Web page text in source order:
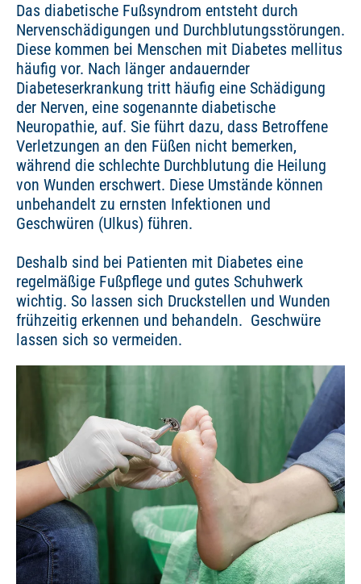
Das diabetische Fußsyndrom entsteht durch
Nervenschädigungen und Durchblutungsstörungen.
Diese kommen bei Menschen mit Diabetes mellitus
häufig vor. Nach länger andauernder
Diabeteserkrankung tritt häufig eine Schädigung
der Nerven, eine sogenannte diabetische
Neuropathie, auf. Sie führt dazu, dass Betroffene
Verletzungen an den Füßen nicht bemerken,
während die schlechte Durchblutung die Heilung
von Wunden erschwert. Diese Umstände können
unbehandelt zu ernsten Infektionen und
Geschwüren (Ulkus) führen.
Deshalb sind bei Patienten mit Diabetes eine
regelmäßige Fußpflege und gutes Schuhwerk
wichtig. So lassen sich Druckstellen und Wunden
frühzeitig erkennen und behandeln. Geschwüre
lassen sich so vermeiden.